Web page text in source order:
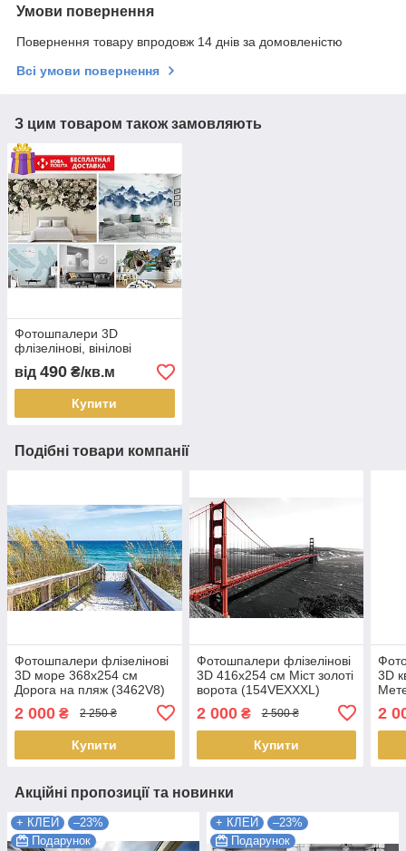
Умови повернення
Повернення товару впродовж 14 днів за домовленістю
Всі умови повернення
З цим товаром також замовляють
Фотошпалери 3D
флізелінові, вінілові
від 490 ₴/кв.м
Купити
Подібні товари компанії
Фотошпалери флізелінові
3D море 368x254 см
Дорога на пляж (3462V8)
2 000 ₴ 2 250 ₴
Купити
Фотошпалери флізелінові
3D 416x254 см Міст золоті
ворота (154VEXXXL)
2 000₴ 2 500 ₴
Купити
3D
2
Акційні пропозиції та новинки
+ КЛЕЙ
–23%
Подарунок
+ КЛЕЙ
–23%
Подарунок